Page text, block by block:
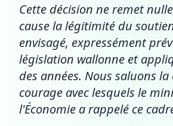
Cette décision ne remet
cause la légitimité du
envisagé, expressément
législation wallonne et
des années. Nous saluons
courage avec lesquels le
l'Économie a rappelé ce